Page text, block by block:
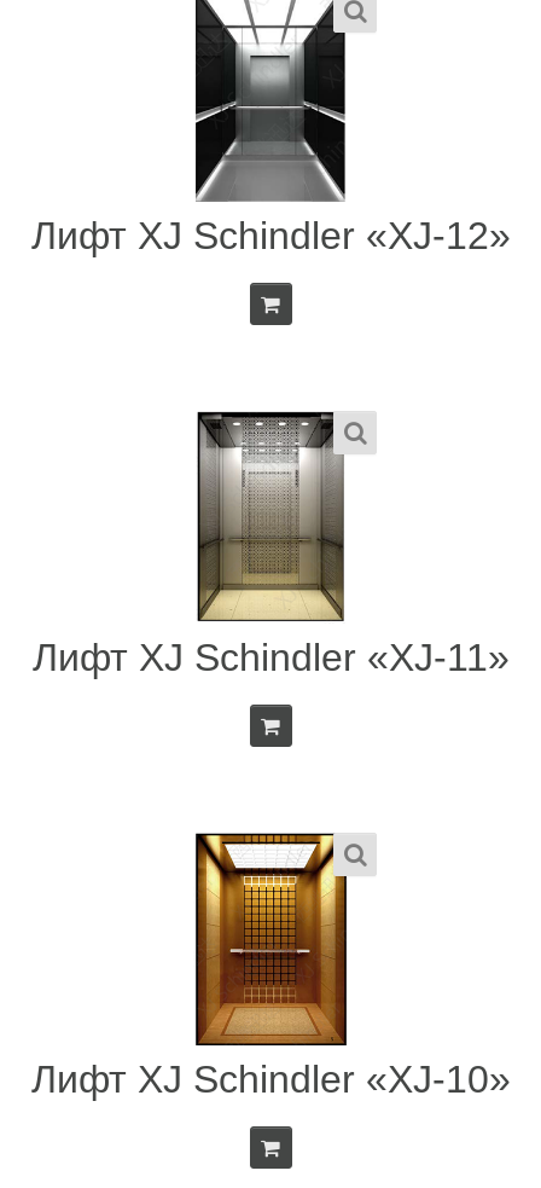
Лифт XJ Schindler «XJ-12»
Лифт XJ Schindler «XJ-11»
Лифт XJ Schindler «XJ-10»